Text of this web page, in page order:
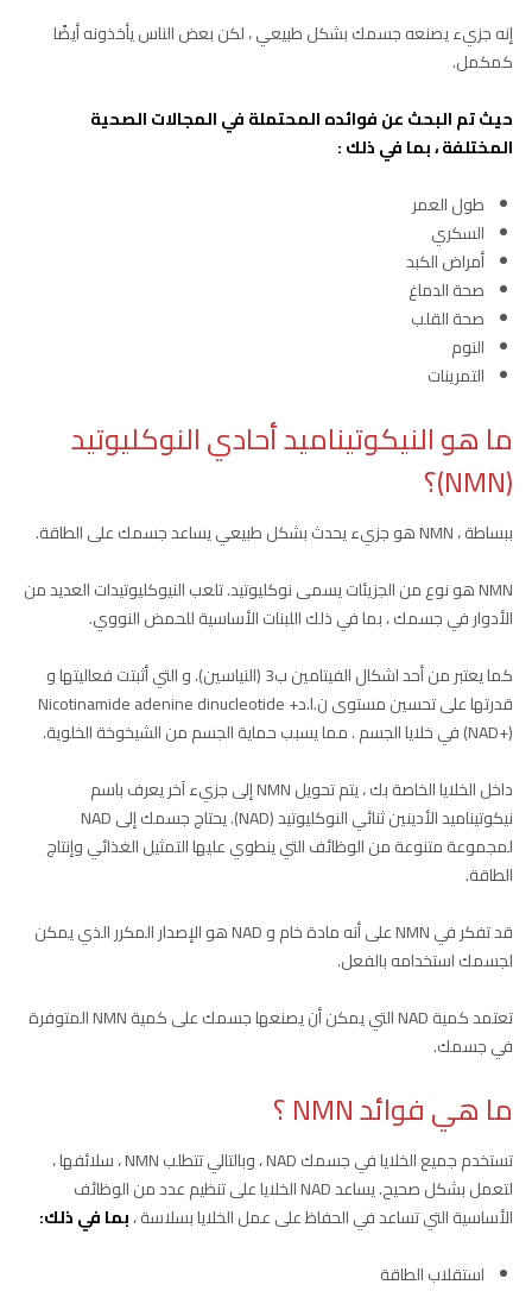
إنه جزيء يصنعه جسمك بشكل طبيعي ، لكن بعض الناس يأخذونه أيضًا
كمكمل.
حيث تم البحث عن فوائده المحتملة في المجالات الصحية
المختلفة ، بما في ذلك :
طول العمر
السكري
أمراض الكبد
صحة الدماغ
صحة القلب
النوم
التمرينات
ما هو النيكوتيناميد أحادي النوكليوتيد
(NMN)؟
ببساطة ، NMN هو جزيء يحدث بشكل طبيعي يساعد جسمك على الطاقة.
NMN هو نوع من الجزيئات يسمى نوكليوتيد. تلعب النيوكليوتيدات العديد من
الأدوار في جسمك ، بما في ذلك اللبنات الأساسية للحمض النووي.
كما يعتبر من أحد اشكال الفيتامين ب3 (النياسين). و التي أثبتت فعاليتها و
قدرتها على تحسين مستوى ن.ا.د+ Nicotinamide adenine dinucleotide
(NAD+) في خلايا الجسم . مما يسبب حماية الجسم من الشيخوخة الخلوية.
داخل الخلايا الخاصة بك ، يتم تحويل NMN إلى جزيء آخر يعرف باسم
نيكوتيناميد الأدينين ثنائي النوكليوتيد (NAD). يحتاج جسمك إلى NAD
لمجموعة متنوعة من الوظائف التي ينطوي عليها التمثيل الغذائي وإنتاج
الطاقة.
قد تفكر في NMN على أنه مادة خام و NAD هو الإصدار المكرر الذي يمكن
لجسمك استخدامه بالفعل.
تعتمد كمية NAD التي يمكن أن يصنعها جسمك على كمية NMN المتوفرة
في جسمك.
ما هي فوائد NMN ؟
تستخدم جميع الخلايا في جسمك NAD ، وبالتالي تتطلب NMN ، سلائفها ،
لتعمل بشكل صحيح. يساعد NAD الخلايا على تنظيم عدد من الوظائف
الأساسية التي تساعد في الحفاظ على عمل الخلايا بسلاسة ،بما في ذلك:
استقلاب الطاقة